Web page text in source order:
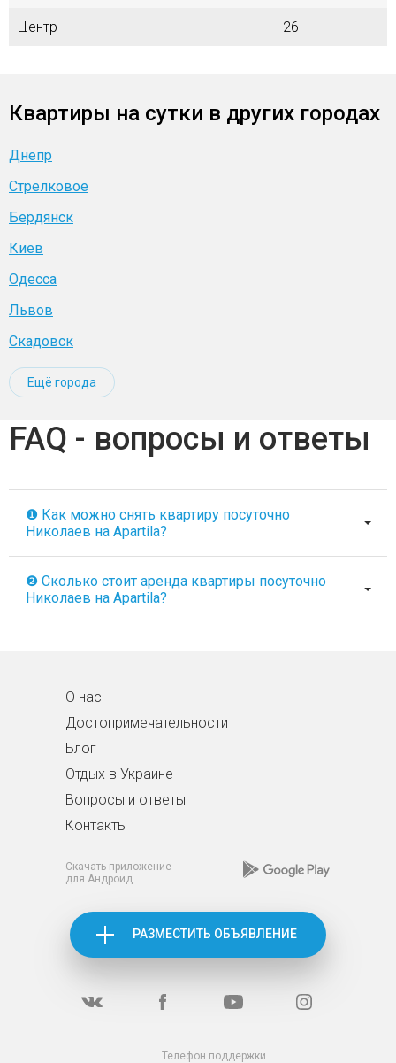
Центр 26
Квартиры на сутки в других городах
Днепр
Стрелковое
Бердянск
Киев
Одесса
Львов
Скадовск
Ещё города
FAQ - вопросы и ответы
❶ Как можно снять квартиру посуточно
Николаев на Apartila?
❷ Сколько стоит аренда квартиры посуточно
Николаев на Apartila?
О нас
Достопримечательности
Блог
Отдых в Украине
Вопросы и ответы
Контакты
Скачать приложение
для Андроид
РАЗМЕСТИТЬ ОБЪЯВЛЕНИЕ
Телефон поддержки